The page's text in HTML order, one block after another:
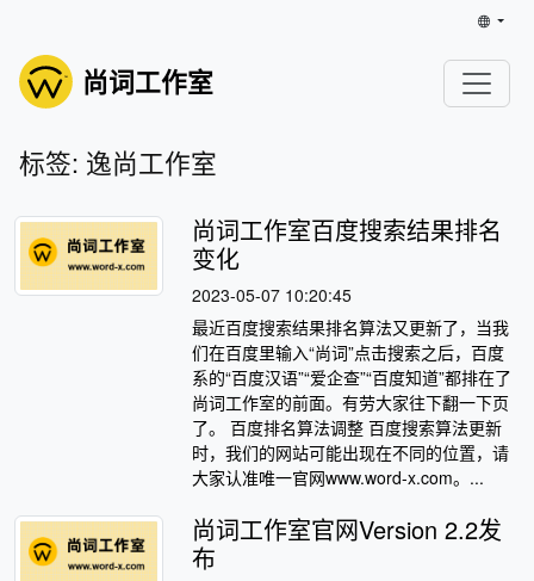
尚词工作室
标签: 逸尚工作室
尚词工作室百度搜索结果排名
变化
2023-05-07 10:20:45
最近百度搜索结果排名算法又更新了，当我
们在百度里输入“尚词”点击搜索之后，百度
系的“百度汉语”“爱企查”“百度知道”都排在了
尚词工作室的前面。有劳大家往下翻一下页
了。 百度排名算法调整 百度搜索算法更新
时，我们的网站可能出现在不同的位置，请
大家认准唯一官网www.word-x.com。...
尚词工作室官网Version 2.2发
布